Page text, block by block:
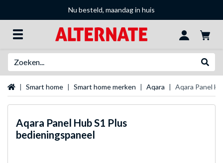
Nu besteld, maandag in huis
StartpaginaSmart home Smart home merken Aqara Aqara Panel
Aqara Panel Hub S1 Plus
bedieningspaneel